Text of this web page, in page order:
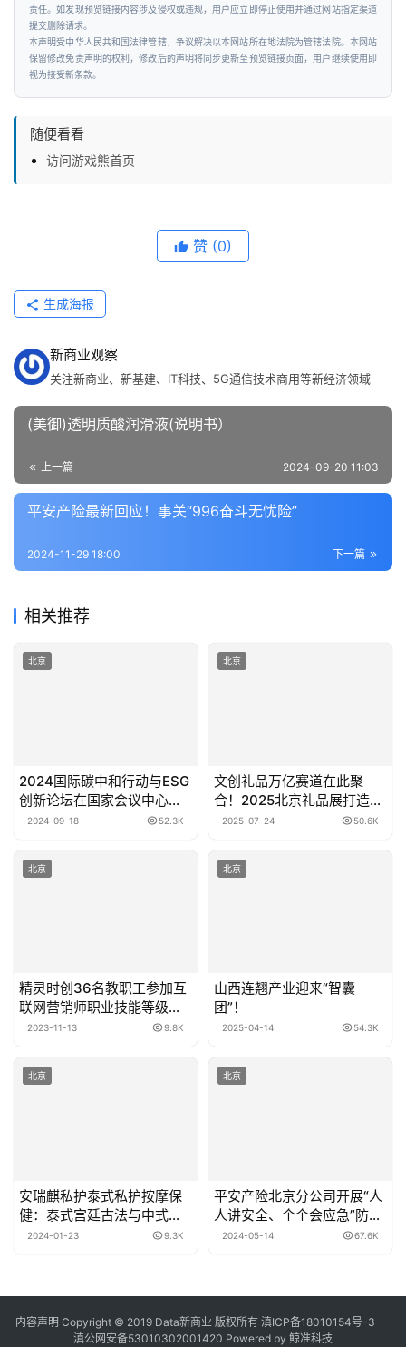
责任。如发现预览链接内容涉及侵权或违规，用户应立即停止使用并通过网站指定渠道
提交删除请求。
本声明受中华人民共和国法律管辖，争议解决以本网站所在地法院为管辖法院。本网站
保留修改免责声明的权利，修改后的声明将同步更新至预览链接页面，用户继续使用即
视为接受新条款。
随便看看
访问游戏熊首页
赞 (0)
生成海报
新商业观察
关注新商业、新基建、IT科技、5G通信技术商用等新经济领域
(美御)透明质酸润滑液(说明书）
上一篇 2024-09-20 11:03
平安产险最新回应！事关“996奋斗无忧险”
下一篇
2024-11-29 18:00
相关推荐
北京
2024国际碳中和行动与ESG
创新论坛在国家会议中心成
功举办
2024-09-18 52.3K
北京
文创礼品万亿赛道在此聚
合！2025北京礼品展打造七
大主题商机
2025-07-24 50.6K
北京
精灵时创36名教职工参加互
联网营销师职业技能等级认
定巨量认证（OMC）一岗双
2023-11-13 9.8K
北京
山西连翘产业迎来“智囊
团”！
2025-04-14 54.3K
北京
安瑞麒私护泰式私护按摩保
健：泰式宫廷古法与中式按
摩的完美结合
2024-01-23 9.3K
北京
平安产险北京分公司开展“人
人讲安全、个个会应急”防灾
减灾日系列活动
2024-05-14 67.6K
内容声明 Copyright © 2019 Data新商业 版权所有 滇ICP备18010154号-3
滇公网安备53010302001420 Powered by 鲸准科技